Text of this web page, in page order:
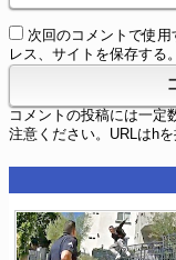
次回のコメントで使
レス、サイトを保存する。
コメントの投稿には一定
注意ください。URLはh